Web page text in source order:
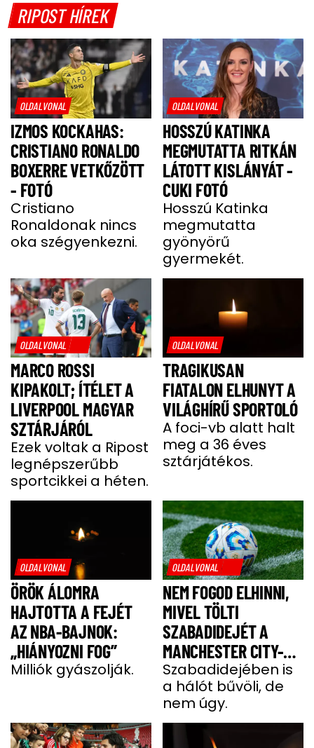
RIPOST HÍREK
OLDALVONAL
IZMOS KOCKAHAS:
CRISTIANO RONALDO
BOXERRE VETKŐZÖTT
- FOTÓ
Cristiano
Ronaldonak nincs
oka szégyenkezni.
OLDALVONAL
HOSSZÚ KATINKA
MEGMUTATTA RITKÁN
LÁTOTT KISLÁNYÁT -
CUKI FOTÓ
Hosszú Katinka
megmutatta
gyönyörű
gyermekét.
OLDALVONAL
MARCO ROSSI
KIPAKOLT; ÍTÉLET A
LIVERPOOL MAGYAR
SZTÁRJÁRÓL
Ezek voltak a Ripost
legnépszerűbb
sportcikkei a héten.
OLDALVONAL
TRAGIKUSAN
FIATALON ELHUNYT A
VILÁGHÍRŰ SPORTOLÓ
A foci-vb alatt halt
meg a 36 éves
sztárjátékos.
OLDALVONAL
ÖRÖK ÁLOMRA
HAJTOTTA A FEJÉT
AZ NBA-BAJNOK:
„HIÁNYOZNI FOG”
Milliók gyászolják.
OLDALVONAL
NEM FOGOD ELHINNI,
MIVEL TÖLTI
SZABADIDEJÉT A
MANCHESTER CITY-
SZTÁRJA
Szabadidejében is
a hálót bűvöli, de
nem úgy.